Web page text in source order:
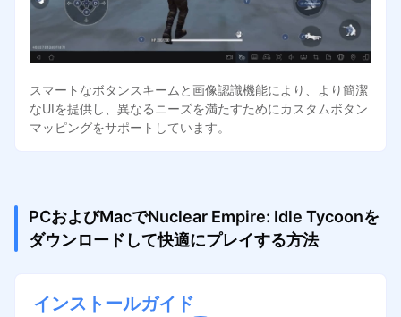
スマートなボタンスキームと画像認識機能により、より簡潔
なUIを提供し、異なるニーズを満たすためにカスタムボタン
マッピングをサポートしています。
PCおよびMacでNuclear Empire: Idle Tycoonを
ダウンロードして快適にプレイする方法
インストールガイド